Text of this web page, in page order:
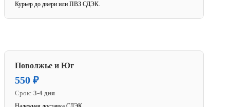
Курьер до двери или ПВЗ СДЭК.
Поволжье и Юг
550 ₽
Срок: 3-4 дня